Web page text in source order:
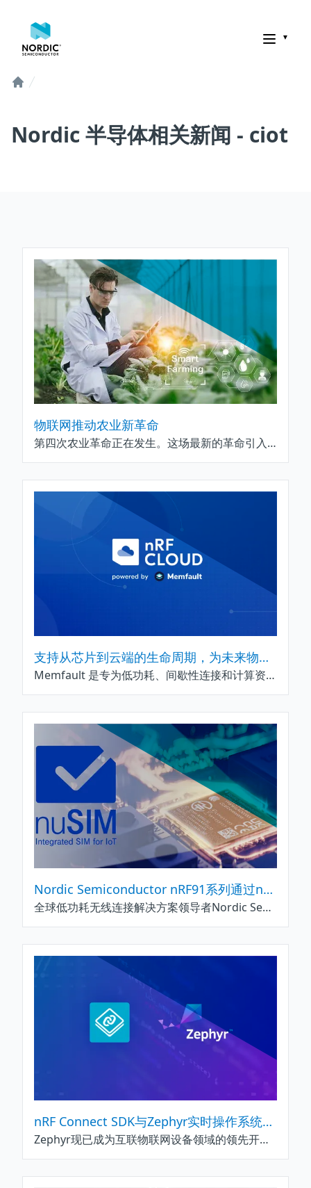
诺迪克半导体
Nordic 半导体相关新闻 - ciot
物联网推动农业新革命
第四次农业革命正在发生。这场最新的革命引入了无线连接和导航的机械、无人机、传感器、人工智能和机器学习、机器人、生物技术以及物联网农场。它使农业变得更加精准、高效和可持续，并且可以说是意义最为重大的革命，因为它同时改变了农业的各个层面——生物、机械、数据、劳动力和可持续性——而且其速度和规模在人类历史上前所未有。
支持从芯片到云端的生命周期，为未来物联网奠定基础
Memfault 是专为低功耗、间歇性连接和计算资源受限的设备而设计的可观测性解决方案。因此，它与 Nordic 的硬件技术完美契合，能够为 Nordic 的客户提供一套解决方案，帮助他们在不牺牲电池续航、连接性或计算性能的前提下，显着提升现场设备性能的可视性。更重要的是，这将使您的工程团队能够重新专注于他们最擅长的事情——开发创新、可靠的产品，而无需承担设计和维护他们自己的内部云基础设施来监控和操作生产和现场设备的额外负担。
Nordic Semiconductor nRF91系列通过nuSIM解决方案简化蜂窝物联网连接
全球低功耗无线连接解决方案领导者Nordic Semiconductor宣布推出用于其nRF91系列 蜂窝物联网模组的nuSIM技术。这款创新的软件SIM解决方案无需物理SIM卡及插槽，使产品开发人员能够缩小设备尺寸、简化制造流程，并增强蜂窝物联网设计的稳健性。
nRF Connect SDK与Zephyr实时操作系统助力创新物联网开发
Zephyr现已成为互联物联网设备领域的领先开源实时操作系统。凭借遍布全球的开发者群体、对多种架构的支持以及蓬勃发展的生态系统，Zephyr在短短十年间已发展成为事实上的行业标准。Nordic Semiconductor早在2016年便开始接触Zephyr，并于次年决定加入Zephyr项目。